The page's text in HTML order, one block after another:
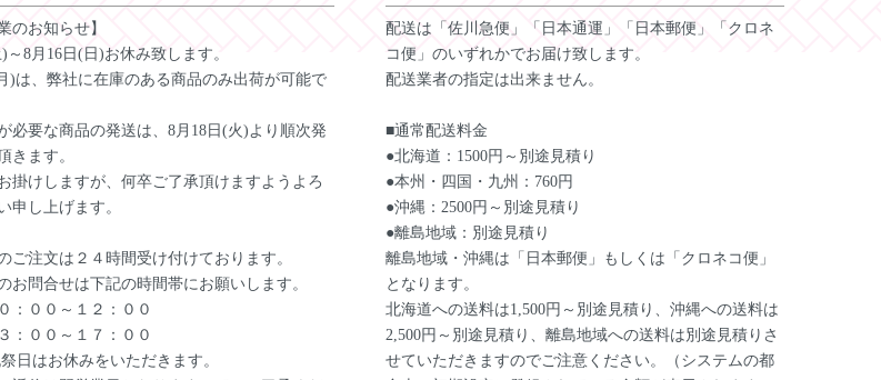
のお知らせ】
～8月16日(日)お休み致します。
)は、弊社に在庫のある商品のみ出荷が可能で
必要な商品の発送は、8月18日(火)より順次発
きます。
掛けしますが、何卒ご了承頂けますようよろ
申し上げます。
ご注文は２４時間受け付けております。
お問合せは下記の時間帯にお願いします。
００～１２：００
０～１７：００
日はお休みをいただきます。
配送は「佐川急便」「日本通運」「日本郵便」「クロネ
コ便」のいずれかでお届け致します。
配送業者の指定は出来ません。
■通常配送料金
●北海道：1500円～別途見積り
●本州・四国・九州：760円
●沖縄：2500円～別途見積り
●離島地域：別途見積り
離島地域・沖縄は「日本郵便」もしくは「クロネコ便」
となります。
北海道への送料は1,500円～別途見積り、沖縄への送料は
2,500円～別途見積り、離島地域への送料は別途見積りさ
せていただきますのでご注意ください。（システムの都